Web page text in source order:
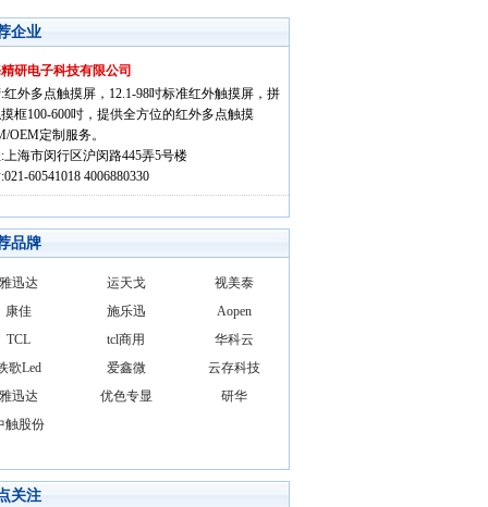
企业
研电子科技有限公司
红外多点触摸屏，12.1-98吋标准红外触摸屏，拼
框100-600吋，提供全方位的红外多点触摸
OEM定制服务。
上海市闵行区沪闵路445弄5号楼
60541018 4006880330
品牌
雅迅达 运天戈
视美泰
康佳
施乐迅
Aopen
TCL
tcl商用
华科云
歌Led
爱鑫微
云存科技
雅迅达
优色专显
研华
触股份
关注